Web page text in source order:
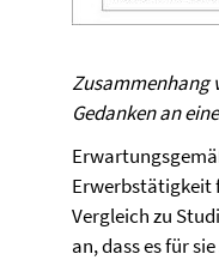
Zusammenhang
Gedanken an
Erwerbstätigkeit
Vergleich zu
an, dass es für